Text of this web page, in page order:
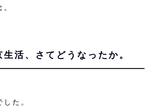
活、さてどうなったか。
た。